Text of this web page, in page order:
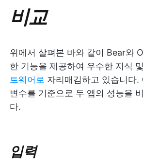
비교
위에서 살펴본 바와 같이 Bear와
한 기능을 제공하여 우수한 지식 및
트웨어로 자리매김하고 있습니다.
변수를 기준으로 두 앱의 성능을
다.
입력